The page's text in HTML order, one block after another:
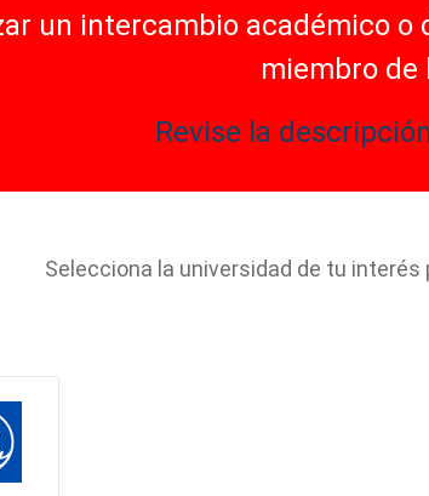
un intercambio académico
miembro de
Revise la
Selecciona la universidad de tu